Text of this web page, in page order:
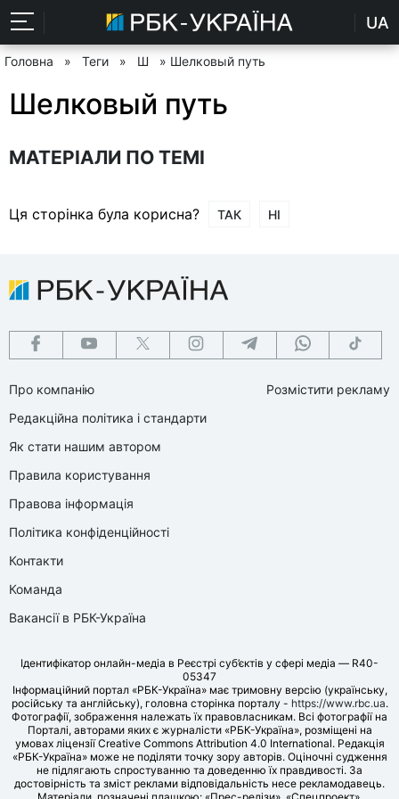
UA
Головна » Теги » Ш » Шелковый путь
Шелковый путь
МАТЕРІАЛИ ПО ТЕМІ
Ця сторінка була корисна? ТАК НІ
Про компанію
Редакційна політика і стандарти
Як стати нашим автором
Правила користування
Правова інформація
Політика конфіденційності
Контакти
Команда
Вакансії в РБК-Україна
Розмістити рекламу
Ідентифікатор онлайн-медіа в Реєстрі суб’єктів у сфері медіа — R40-
05347
Інформаційний портал «РБК-Україна» має тримовну версію (українську,
російську та англійську), головна сторінка порталу - https://www.rbc.ua.
Фотографії, зображення належать їх правовласникам. Всі фотографії на
Порталі, авторами яких є журналісти «РБК-Україна», розміщені на
умовах ліцензії Creative Commons Attribution 4.0 International. Редакція
«РБК-Україна» може не поділяти точку зору авторів. Оціночні судження
не підлягають спростуванню та доведенню їх правдивості. За
достовірність та зміст реклами відповідальність несе рекламодавець.